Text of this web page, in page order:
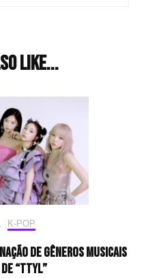
like...
K-POP
de gêneros musicais
“TTYL”